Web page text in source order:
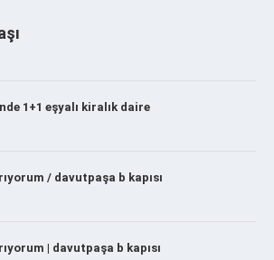
1+1 eşyalı kiralık daire
/ davutpaşa b kapısı
| davutpaşa b kapısı